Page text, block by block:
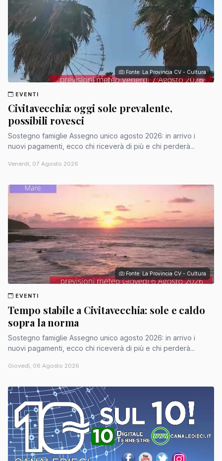
Fonte: La Provincia CV - Cultura
EVENTI
Civitavecchia: oggi sole prevalente,
possibili rovesci
Sostegno famiglie Assegno unico agosto 2026: in arrivo i
nuovi pagamenti, ecco chi riceverà di più e chi perderà...
Venerdì, 07 Agosto 2026
Fonte: La Provincia CV - Cultura
EVENTI
Tempo stabile a Civitavecchia: sole e caldo
sopra la norma
Sostegno famiglie Assegno unico agosto 2026: in arrivo i
nuovi pagamenti, ecco chi riceverà di più e chi perderà...
Giovedì, 06 Agosto 2026